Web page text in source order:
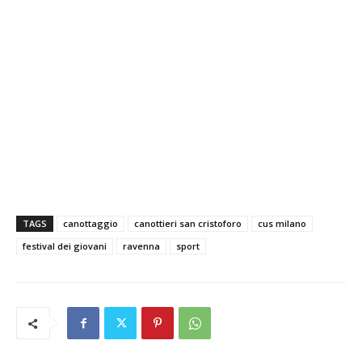
TAGS canottaggio canottieri san cristoforo
cus milano
festival dei giovani
ravenna sport